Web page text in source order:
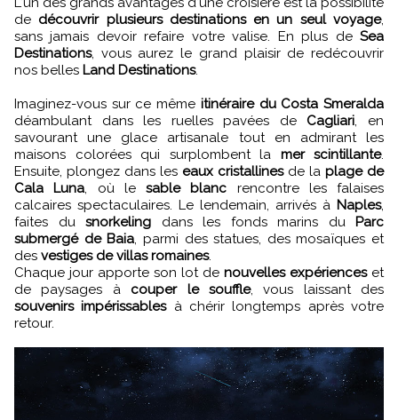
de découvrir plusieurs destinations en un seul voyage,
sans jamais devoir refaire votre valise. En plus de Sea
Destinations, vous aurez le grand plaisir de redécouvrir
nos belles Land Destinations.
Imaginez-vous sur ce même itinéraire du Costa Smeralda
déambulant dans les ruelles pavées de Cagliari, en
savourant une glace artisanale tout en admirant les
maisons colorées qui surplombent la mer scintillante.
Ensuite, plongez dans les eaux cristallinesde la plage de
Cala Luna, où le sable blanc rencontre les falaises
calcaires spectaculaires. Le lendemain, arrivés à Naples,
faites du snorkeling dans les fonds marins du
Parc
submergé de Baia, parmi des statues, des mosaïques et
des vestiges de villas romaines.
Chaque jour apporte son lot de nouvelles expérienceset
de paysages à couper le souffle, vous laissant des
souvenirs impérissablesà chérir longtemps après votre
retour.